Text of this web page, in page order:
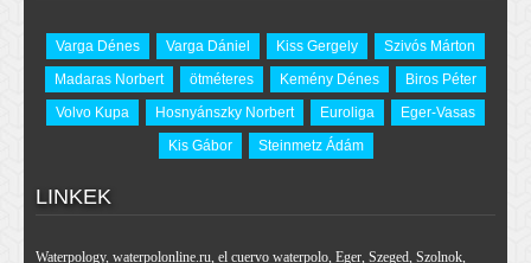
Varga Dénes Varga Dániel Kiss Gergely
Szivós Márton
Madaras Norbert
ötméteres Kemény Dénes
Biros Péter
Volvo Kupa
Hosnyánszky Norbert Euroliga
Eger-Vasas
Kis Gábor
Steinmetz Ádám
LINKEK
Waterpology, waterpolonline.ru, el cuervo waterpolo, Eger, Szeged, Szolnok,